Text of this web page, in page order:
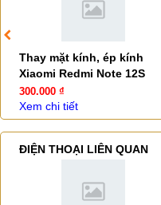
Thay mặt kính, ép kính
Xiaomi Redmi Note 12S
300.000 ₫
Xem chi tiết
ĐIỆN THOẠI LIÊN QUAN